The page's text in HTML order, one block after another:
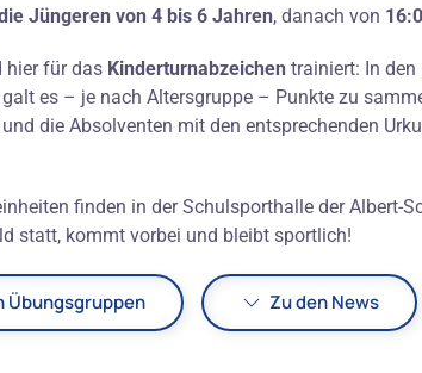
Jüngeren von 4 bis 6 Jahren, danach von
hier für das Kinderturnabzeichen trainiert: In den
galt es – je nach Altersgruppe – Punkte zu
die Absolventen mit den entsprechenden
finden in der Schulsporthalle der Albert-
statt, kommt vorbei und bleibt sportlich!
Übungsgruppen Zu den News